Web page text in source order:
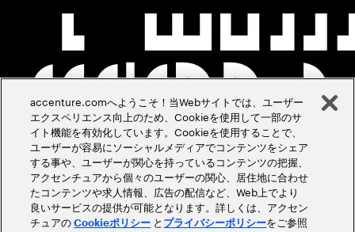
accenture.comへようこそ！当Webサイトでは、ユーザー
エクスペリエンス向上のため、Cookieを使用して一部のサ
イト機能を有効化しています。Cookieを使用することで、
ユーザーが容易にソーシャルメディアでコンテンツをシェア
する事や、ユーザーが関心を持っているコンテンツの把握、
アクセンチュアから個々のユーザーの関心、居住地に合わせ
たコンテンツや求人情報、広告の配信など、Web上でより
良いサービスの提供が可能となります。詳しくは、アクセン
チュアのCookieポリシー と プライバシーポリシーをご参照